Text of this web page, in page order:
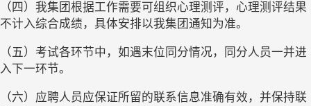
（四）我集团根据工作需要可组织心理测评，心理测评结果
不计入综合成绩，具体安排以我集团通知为准。
（五）考试各环节中，如遇末位同分情况，同分人员一并进
入下一环节。
（六）应聘人员应保证所留的联系信息准确有效，并保持联